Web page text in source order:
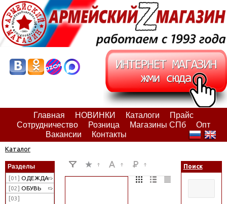
Главная НОВИНКИ Каталоги
Прайс
Сотрудничество
Розница Магазины СПб
Опт
Вакансии
Контакты
Каталог
Разделы
[01] ОДЕЖДА
[02] ОБУВЬ
[03]
Поиск